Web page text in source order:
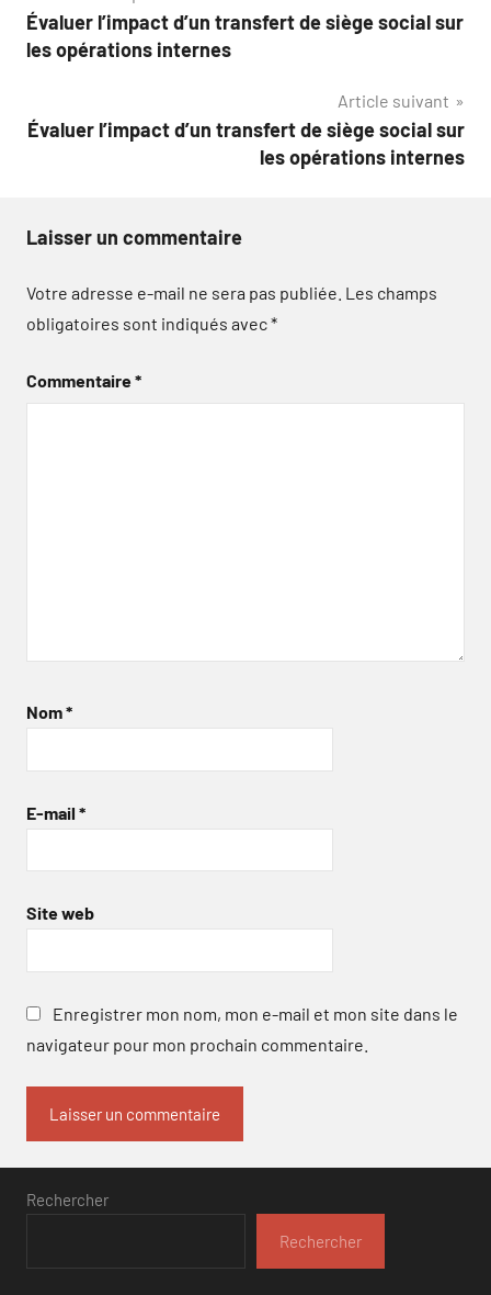
de
Évaluer l’impact d’un transfert de siège social sur
les opérations internes
Article suivant
Évaluer l’impact d’un transfert de siège social sur
les opérations internes
Laisser un commentaire
Votre adresse e-mail ne sera pas publiée. Les champs
obligatoires sont indiqués avec*
Commentaire*
Nom*
E-mail *
Site web
Enregistrer mon nom, mon e-mail et mon site dans le
navigateur pour mon prochain commentaire.
Rechercher
Rechercher